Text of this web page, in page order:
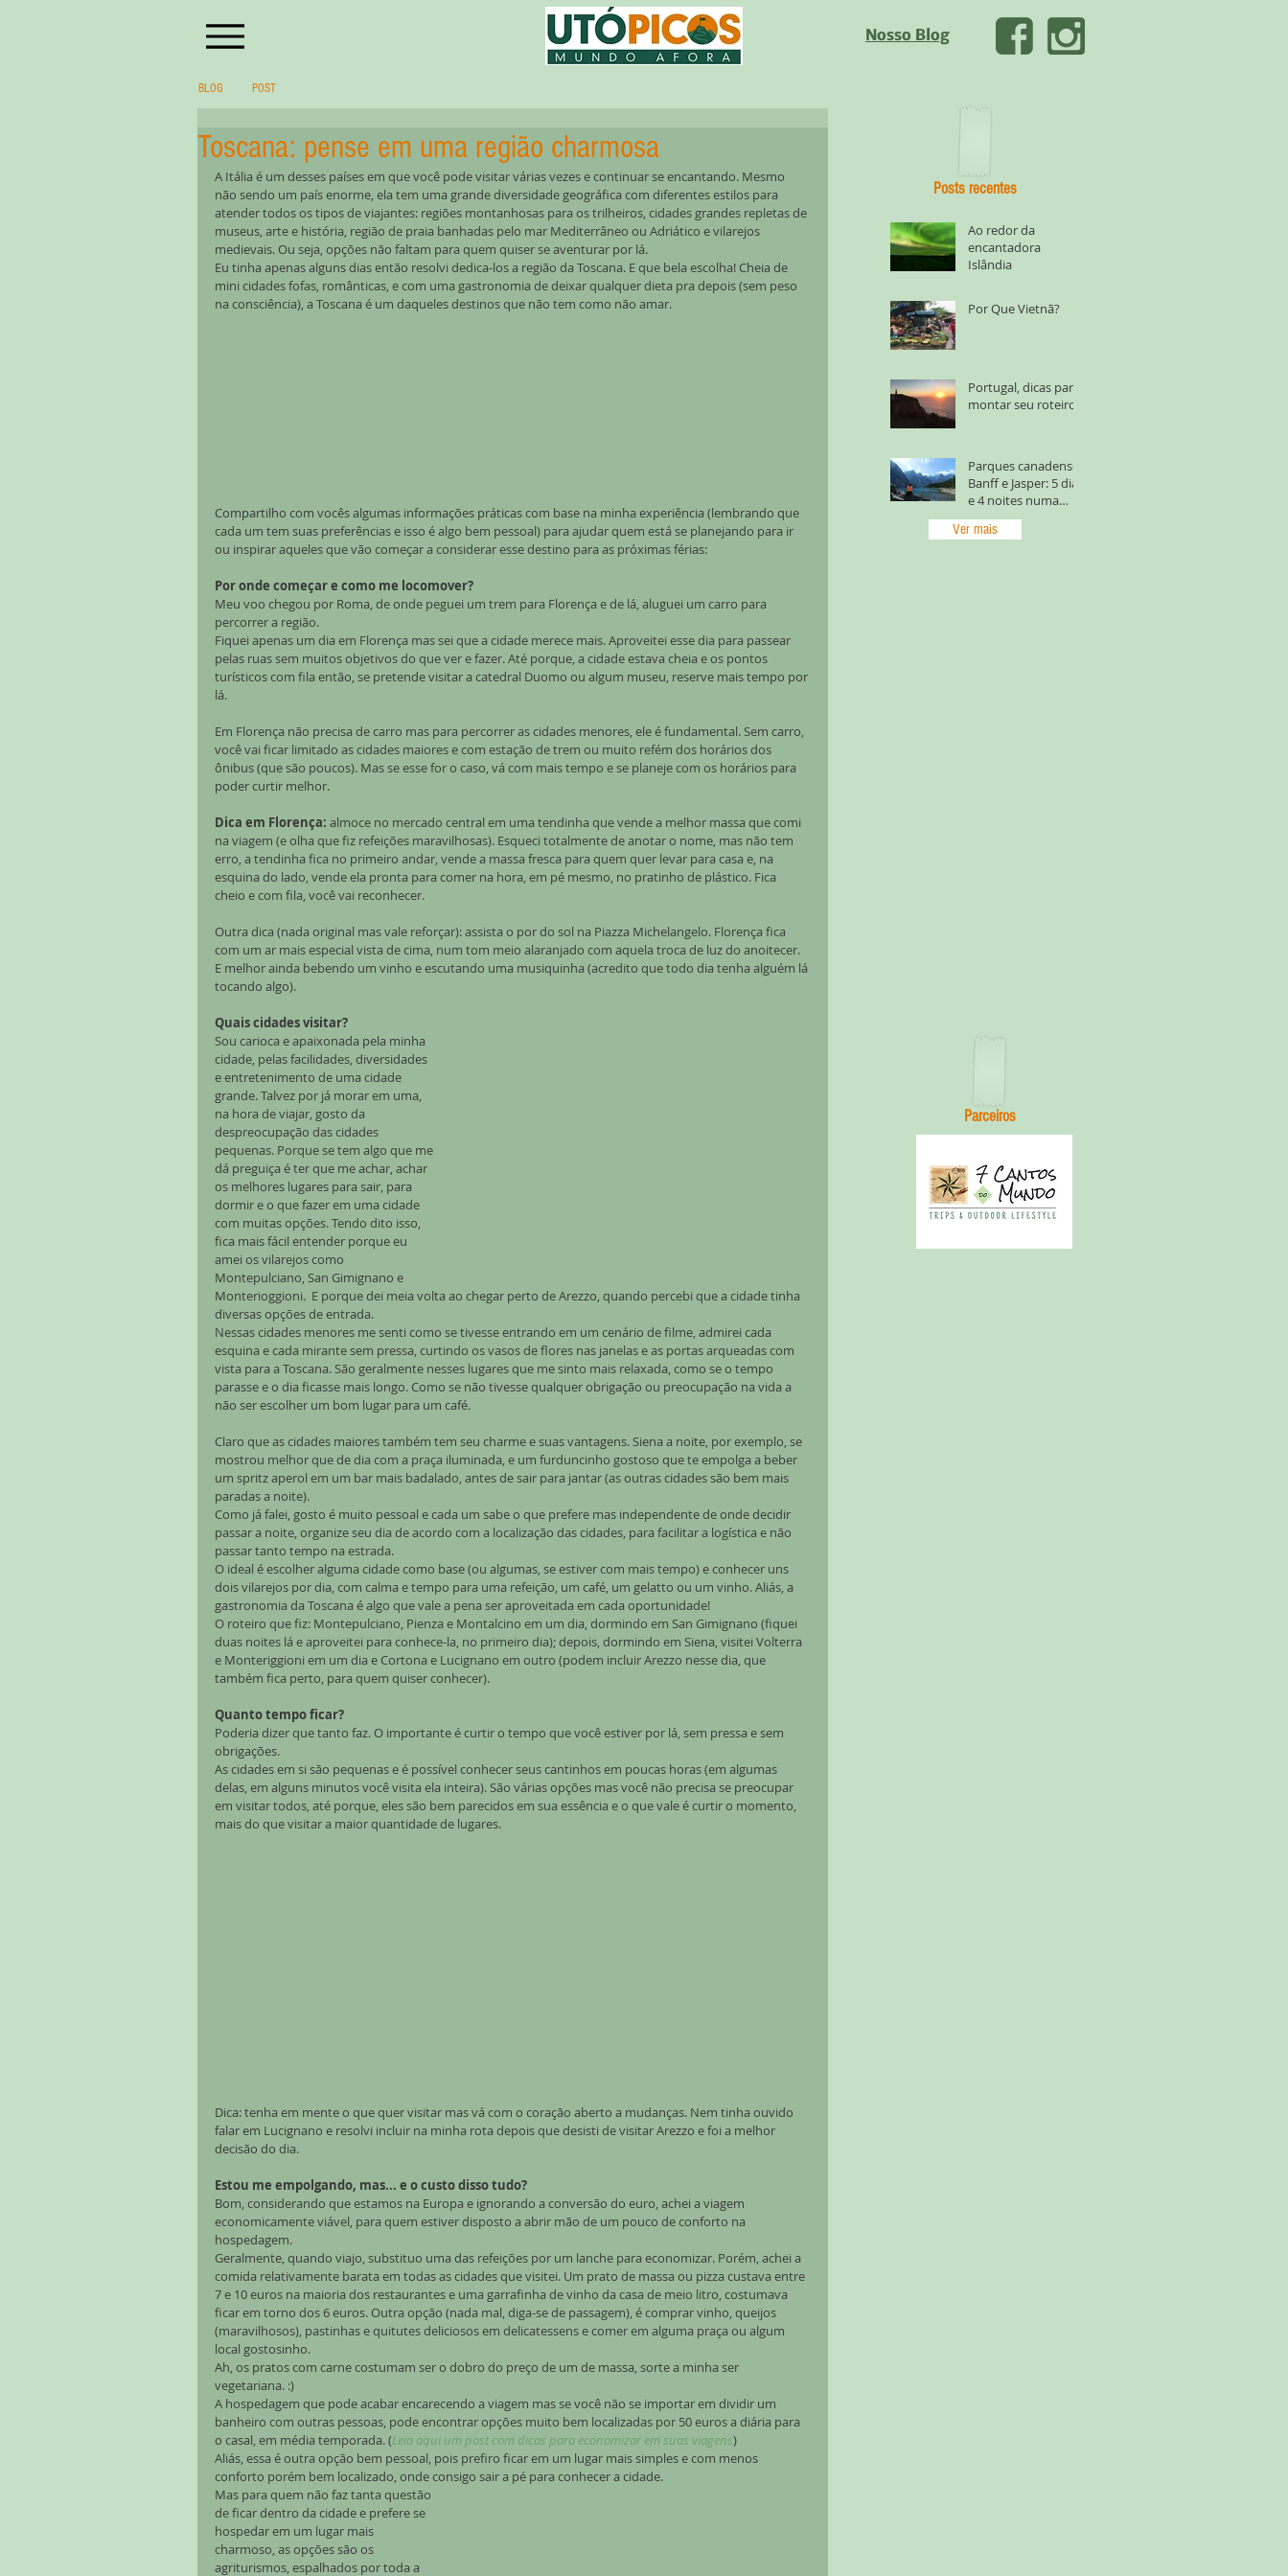
Nosso Blog
BLOG POST
Toscana: pense em uma região charmosa
A Itália é um desses países em que você pode visitar várias vezes e continuar se encantando. Mesmo
não sendo um país enorme, ela tem uma grande diversidade geográfica com diferentes estilos para
atender todos os tipos de viajantes: regiões montanhosas para os trilheiros, cidades grandes repletas de
museus, arte e história, região de praia banhadas pelo mar Mediterrâneo ou Adriático e vilarejos
medievais. Ou seja, opções não faltam para quem quiser se aventurar por lá.
Eu tinha apenas alguns dias então resolvi dedica-los a região da Toscana. E que bela escolha! Cheia de
mini cidades fofas, românticas, e com uma gastronomia de deixar qualquer dieta pra depois (sem peso
na consciência), a Toscana é um daqueles destinos que não tem como não amar.
Compartilho com vocês algumas informações práticas com base na minha experiência (lembrando que
cada um tem suas preferências e isso é algo bem pessoal) para ajudar quem está se planejando para ir
ou inspirar aqueles que vão começar a considerar esse destino para as próximas férias:
Por onde começar e como me locomover?
Meu voo chegou por Roma, de onde peguei um trem para Florença e de lá, aluguei um carro para
percorrer a região.
Fiquei apenas um dia em Florença mas sei que a cidade merece mais. Aproveitei esse dia para passear
pelas ruas sem muitos objetivos do que ver e fazer. Até porque, a cidade estava cheia e os pontos
turísticos com fila então, se pretende visitar a catedral Duomo ou algum museu, reserve mais tempo por
lá.
Em Florença não precisa de carro mas para percorrer as cidades menores, ele é fundamental. Sem carro,
você vai ficar limitado as cidades maiores e com estação de trem ou muito refém dos horários dos
ônibus (que são poucos). Mas se esse for o caso, vá com mais tempo e se planeje com os horários para
poder curtir melhor.
Dica em Florença: almoce no mercado central em uma tendinha que vende a melhor massa que comi
na viagem (e olha que fiz refeições maravilhosas). Esqueci totalmente de anotar o nome, mas não tem
erro, a tendinha fica no primeiro andar, vende a massa fresca para quem quer levar para casa e, na
esquina do lado, vende ela pronta para comer na hora, em pé mesmo, no pratinho de plástico. Fica
cheio e com fila, você vai reconhecer.
Outra dica (nada original mas vale reforçar): assista o por do sol na Piazza Michelangelo. Florença fica
com um ar mais especial vista de cima, num tom meio alaranjado com aquela troca de luz do anoitecer.
E melhor ainda bebendo um vinho e escutando uma musiquinha (acredito que todo dia tenha alguém lá
tocando algo).
Quais cidades visitar?
Sou carioca e apaixonada pela minha
cidade, pelas facilidades, diversidades
e entretenimento de uma cidade
grande. Talvez por já morar em uma,
na hora de viajar, gosto da
despreocupação das cidades
pequenas. Porque se tem algo que me
dá preguiça é ter que me achar, achar
os melhores lugares para sair, para
dormir e o que fazer em uma cidade
com muitas opções. Tendo dito isso,
fica mais fácil entender porque eu
amei os vilarejos como
Montepulciano, San Gimignano e
Monterioggioni.  E porque dei meia volta ao chegar perto de Arezzo, quando percebi que a cidade tinha
diversas opções de entrada.
Nessas cidades menores me senti como se tivesse entrando em um cenário de filme, admirei cada
esquina e cada mirante sem pressa, curtindo os vasos de flores nas janelas e as portas arqueadas com
vista para a Toscana. São geralmente nesses lugares que me sinto mais relaxada, como se o tempo
parasse e o dia ficasse mais longo. Como se não tivesse qualquer obrigação ou preocupação na vida a
não ser escolher um bom lugar para um café.
Claro que as cidades maiores também tem seu charme e suas vantagens. Siena a noite, por exemplo, se
mostrou melhor que de dia com a praça iluminada, e um furduncinho gostoso que te empolga a beber
um spritz aperol em um bar mais badalado, antes de sair para jantar (as outras cidades são bem mais
paradas a noite).
Como já falei, gosto é muito pessoal e cada um sabe o que prefere mas independente de onde decidir
passar a noite, organize seu dia de acordo com a localização das cidades, para facilitar a logística e não
passar tanto tempo na estrada.
O ideal é escolher alguma cidade como base (ou algumas, se estiver com mais tempo) e conhecer uns
dois vilarejos por dia, com calma e tempo para uma refeição, um café, um gelatto ou um vinho. Aliás, a
gastronomia da Toscana é algo que vale a pena ser aproveitada em cada oportunidade!
O roteiro que fiz: Montepulciano, Pienza e Montalcino em um dia, dormindo em San Gimignano (fiquei
duas noites lá e aproveitei para conhece-la, no primeiro dia); depois, dormindo em Siena, visitei Volterra
e Monteriggioni em um dia e Cortona e Lucignano em outro (podem incluir Arezzo nesse dia, que
também fica perto, para quem quiser conhecer).
Quanto tempo ficar?
Poderia dizer que tanto faz. O importante é curtir o tempo que você estiver por lá, sem pressa e sem
obrigações.
As cidades em si são pequenas e é possível conhecer seus cantinhos em poucas horas (em algumas
delas, em alguns minutos você visita ela inteira). São várias opções mas você não precisa se preocupar
em visitar todos, até porque, eles são bem parecidos em sua essência e o que vale é curtir o momento,
mais do que visitar a maior quantidade de lugares.
Dica: tenha em mente o que quer visitar mas vá com o coração aberto a mudanças. Nem tinha ouvido
falar em Lucignano e resolvi incluir na minha rota depois que desisti de visitar Arezzo e foi a melhor
decisão do dia.
Estou me empolgando, mas... e o custo disso tudo?
Bom, considerando que estamos na Europa e ignorando a conversão do euro, achei a viagem
economicamente viável, para quem estiver disposto a abrir mão de um pouco de conforto na
hospedagem.
Geralmente, quando viajo, substituo uma das refeições por um lanche para economizar. Porém, achei a
comida relativamente barata em todas as cidades que visitei. Um prato de massa ou pizza custava entre
7 e 10 euros na maioria dos restaurantes e uma garrafinha de vinho da casa de meio litro, costumava
ficar em torno dos 6 euros. Outra opção (nada mal, diga-se de passagem), é comprar vinho, queijos
(maravilhosos), pastinhas e quitutes deliciosos em delicatessens e comer em alguma praça ou algum
local gostosinho.
Ah, os pratos com carne costumam ser o dobro do preço de um de massa, sorte a minha ser
vegetariana. :)
A hospedagem que pode acabar encarecendo a viagem mas se você não se importar em dividir um
banheiro com outras pessoas, pode encontrar opções muito bem localizadas por 50 euros a diária para
o casal, em média temporada. (Leia aqui um post com dicas para economizar em suas viagens)
Aliás, essa é outra opção bem pessoal, pois prefiro ficar em um lugar mais simples e com menos
conforto porém bem localizado, onde consigo sair a pé para conhecer a cidade.
Mas para quem não faz tanta questão
de ficar dentro da cidade e prefere se
hospedar em um lugar mais
charmoso, as opções são os
agriturismos, espalhados por toda a
Posts recentes
Ao redor da
encantadora
Islândia
Por Que Vietnã?
Portugal, dicas para
montar seu roteiro
Parques canadenses
Banff e Jasper: 5 dias
e 4 noites numa
região que
podemos chamar
Ver mais
Parceiros